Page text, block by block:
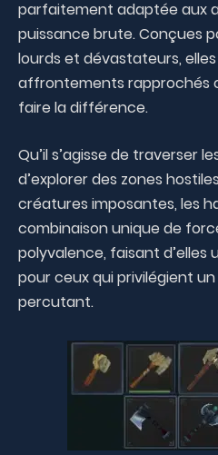
parfaitement adaptée aux
puissance brute. Conçues
lourds et dévastateurs,
affrontements rapprochés
faire la différence.
Qu’il s’agisse de traverser
d’explorer des zones
créatures imposantes, les
combinaison unique de
polyvalence, faisant d’elles
pour ceux qui privilégient
percutant.